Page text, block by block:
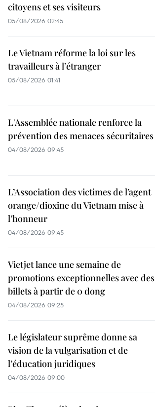
citoyens et ses visiteurs
05/08/2026 02:45
Le Vietnam réforme la loi sur les
travailleurs à l’étranger
05/08/2026 01:41
L'Assemblée nationale renforce la
prévention des menaces sécuritaires
04/08/2026 09:45
L’Association des victimes de l’agent
orange/dioxine du Vietnam mise à
l’honneur
04/08/2026 09:45
Vietjet lance une semaine de
promotions exceptionnelles avec des
billets à partir de 0 dong
04/08/2026 09:25
Le législateur suprême donne sa
vision de la vulgarisation et de
l’éducation juridiques
04/08/2026 09:00